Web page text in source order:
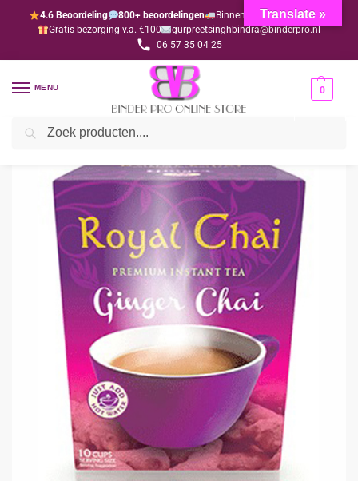
4.6 Beoordeling 800+ beoordelingen
Binnen 1-3 dagen geleverd
Gratis bezorging v.a. €100
gurpreetsinghbindra@binderpro.nl
06 57 35 04 25
MENU 0
Home Levensmiddelen / Royal Chai
Translate »